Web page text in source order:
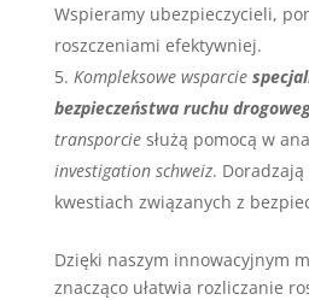
Wspieramy ubezpieczycieli,
roszczeniami efektywniej.
Kompleksowe wsparcie
bezpieczeństwa ruchu
transporciesłużą pomocą w
investigation schweiz.
kwestiach związanych z
Dzięki naszym innowacyjnym
znacząco ułatwia rozliczanie